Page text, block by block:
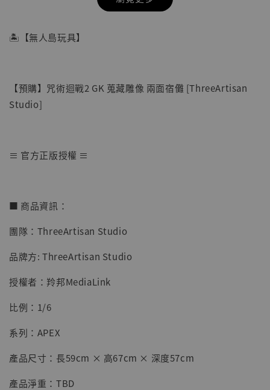
明紀念款 [奇蹟工作室]
NT$ 5,580
🏝【無人島玩具】
【預購】咒術迴戰2 GK 蒐藏雕像 兩面宿儺 [ThreeArtisan
Studio]
≡ 官方正版授權 ≡
■ 商品資訊：
團隊：ThreeArtisan Studio
品牌方: ThreeArtisan Studio
授權者：羚邦MediaLink
比例：1/6
系列：APEX
產品尺寸：長59cm × 高67cm × 深度57cm
產品淨重：TBD